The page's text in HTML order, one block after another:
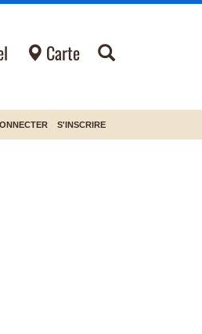
Carte
S'INSCRIRE